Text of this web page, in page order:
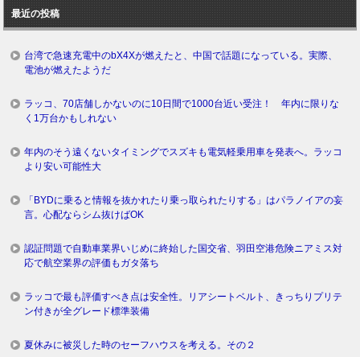
グ
最近の投稿
台湾で急速充電中のbX4Xが燃えたと、中国で話題になっている。実際、
電池が燃えたようだ
ラッコ、70店舗しかないのに10日間で1000台近い受注！ 年内に限りな
く1万台かもしれない
年内のそう遠くないタイミングでスズキも電気軽乗用車を発表へ。ラッコ
より安い可能性大
「BYDに乗ると情報を抜かれたり乗っ取られたりする」はパラノイアの妄
言。心配ならシム抜けばOK
認証問題で自動車業界いじめに終始した国交省、羽田空港危険ニアミス対
応で航空業界の評価もガタ落ち
ラッコで最も評価すべき点は安全性。リアシートベルト、きっちりプリテ
ン付きが全グレード標準装備
夏休みに被災した時のセーフハウスを考える。その２